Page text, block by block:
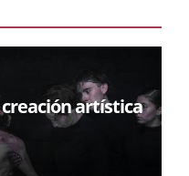
artística